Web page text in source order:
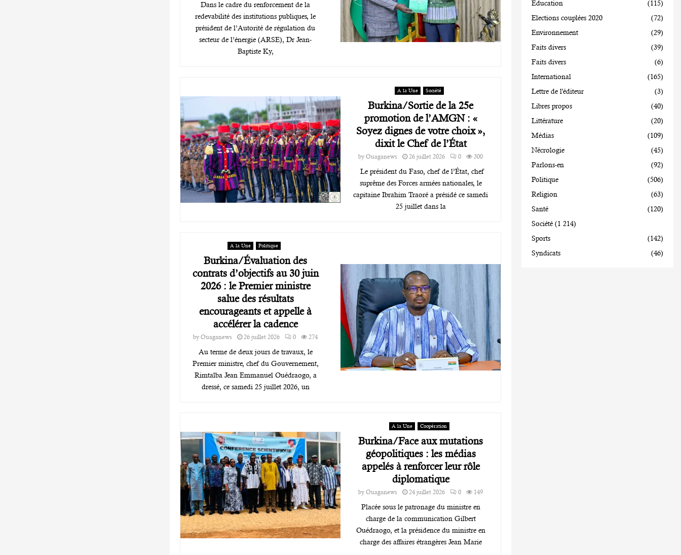
‎Dans le cadre du renforcement de la
redevabilité des institutions publiques, le
président de l’Autorité de régulation du
secteur de l’énergie (ARSE), Dr Jean-
Baptiste Ky,
A la Une Société
Burkina/Sortie de la 25e
promotion de l’AMGN : «
Soyez dignes de votre choix »,
dixit le Chef de l’État
by Ouaganews 26 juillet 2026 0 300
Le président du Faso, chef de l’État, chef
suprême des Forces armées nationales, le
capitaine Ibrahim Traoré a présidé ce samedi
25 juillet dans la
A la Une Politique
Burkina/Évaluation des
contrats d’objectifs au 30 juin
2026 : le Premier ministre
salue des résultats
encourageants et appelle à
accélérer la cadence
by Ouaganews 26 juillet 2026 0 274
Au terme de deux jours de travaux, le
Premier ministre, chef du Gouvernement,
Rimtalba Jean Emmanuel Ouédraogo, a
dressé, ce samedi 25 juillet 2026, un
A la Une Coopération
Burkina/Face aux mutations
géopolitiques : les médias
appelés à renforcer leur rôle
diplomatique
by Ouaganews 24 juillet 2026 0 149
Placée sous le patronage du ministre en
charge de la communication Gilbert
Ouédraogo, et la présidence du ministre en
charge des affaires étrangères Jean Marie
Education
(115)
Elections couplées 2020
(72)
Environnement
(29)
Faits divers
(39)
Faits divers
(6)
International
(165)
Lettre de l'éditeur
(3)
Libres propos
(40)
Littérature
(20)
Médias
(109)
Nécrologie
(45)
Parlons-en
(92)
Politique
(506)
Religion
(63)
Santé
(120)
Société (1 214)
Sports
(142)
Syndicats
(46)